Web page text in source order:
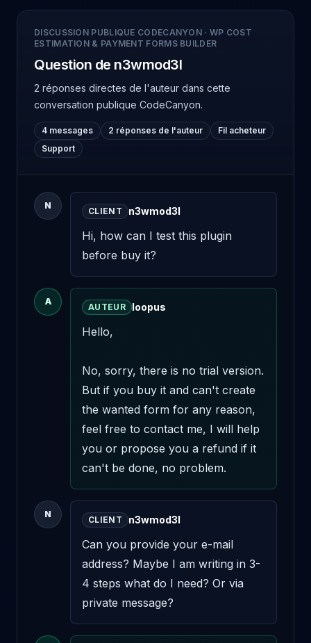
DISCUSSION PUBLIQUE CODECANYON · WP COST
ESTIMATION & PAYMENT FORMS BUILDER
Question de n3wmod3l
2 réponses directes de l'auteur dans cette
conversation publique CodeCanyon.
4 messages 2 réponses de l'auteur
Fil acheteur
Support
N
CLIENT n3wmod3l
Hi, how can I test this plugin
before buy it?
A
AUTEUR loopus
Hello,
No, sorry, there is no trial version.
But if you buy it and can't create
the wanted form for any reason,
feel free to contact me, I will help
you or propose you a refund if it
can't be done, no problem.
N
CLIENT n3wmod3l
Can you provide your e-mail
address? Maybe I am writing in 3-
4 steps what do I need? Or via
private message?